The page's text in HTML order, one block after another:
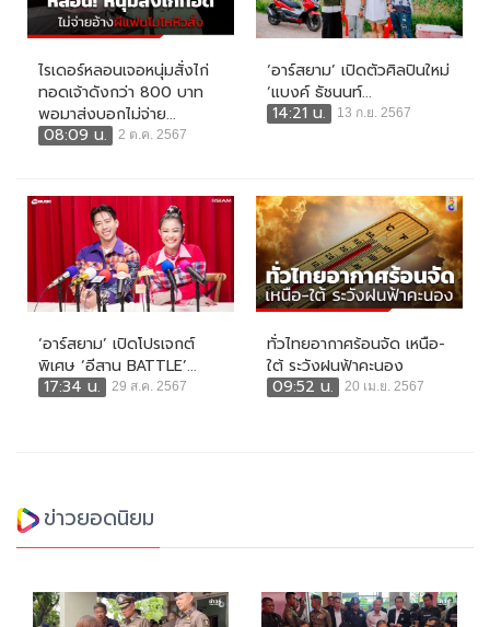
ไรเดอร์หลอนเจอหนุ่มสั่งไก่
ทอดเจ้าดังกว่า 800 บาท
พอมาส่งบอกไม่จ่าย...
08:09 น.
2 ต.ค. 2567
‘อาร์สยาม’ เปิดตัวศิลปินใหม่
‘แบงค์ ธัชนนท์...
14:21 น.
13 ก.ย. 2567
‘อาร์สยาม’ เปิดโปรเจกต์
พิเศษ ‘อีสาน BATTLE’...
17:34 น.
29 ส.ค. 2567
ทั่วไทยอากาศร้อนจัด เหนือ-
ใต้ ระวังฝนฟ้าคะนอง
09:52 น.
20 เม.ย. 2567
ข่าวยอดนิยม